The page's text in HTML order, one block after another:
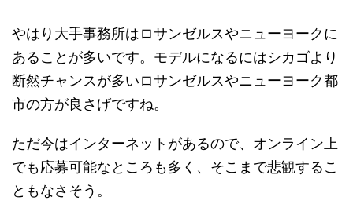
やはり大手事務所はロサンゼルスやニューヨークに
あることが多いです。モデルになるにはシカゴより
断然チャンスが多いロサンゼルスやニューヨーク都
市の方が良さげですね。
ただ今はインターネットがあるので、オンライン上
でも応募可能なところも多く、そこまで悲観するこ
ともなさそう。